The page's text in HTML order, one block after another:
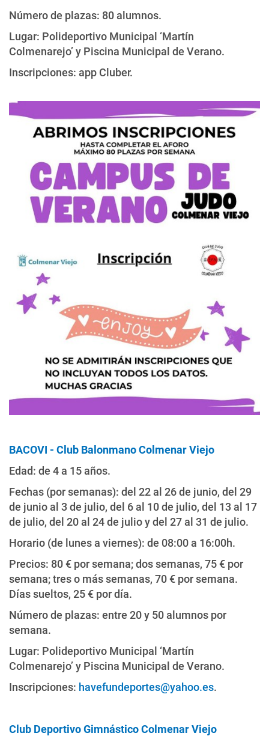
Número de plazas: 80 alumnos.
Lugar: Polideportivo Municipal ‘Martín
Colmenarejo’ y Piscina Municipal de Verano.
Inscripciones: app Cluber.
BACOVI - Club Balonmano Colmenar Viejo
Edad: de 4 a 15 años.
Fechas (por semanas): del 22 al 26 de junio, del 29
de junio al 3 de julio, del 6 al 10 de julio, del 13 al 17
de julio, del 20 al 24 de julio y del 27 al 31 de julio.
Horario (de lunes a viernes): de 08:00 a 16:00h.
Precios: 80 € por semana; dos semanas, 75 € por
semana; tres o más semanas, 70 € por semana.
Días sueltos, 25 € por día.
Número de plazas: entre 20 y 50 alumnos por
semana.
Lugar: Polideportivo Municipal ‘Martín
Colmenarejo’ y Piscina Municipal de Verano.
Inscripciones: havefundeportes@yahoo.es.
Club Deportivo Gimnástico Colmenar Viejo